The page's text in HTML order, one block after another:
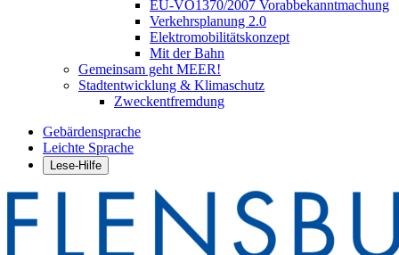
EU-VO1370/2007 Vorabbekanntmachung
Verkehrsplanung 2.0
Elektromobilitätskonzept
Mit der Bahn
Gemeinsam geht MEER!
Stadtentwicklung & Klimaschutz
Zweckentfremdung
Gebärdensprache
Leichte Sprache
Lese-Hilfe